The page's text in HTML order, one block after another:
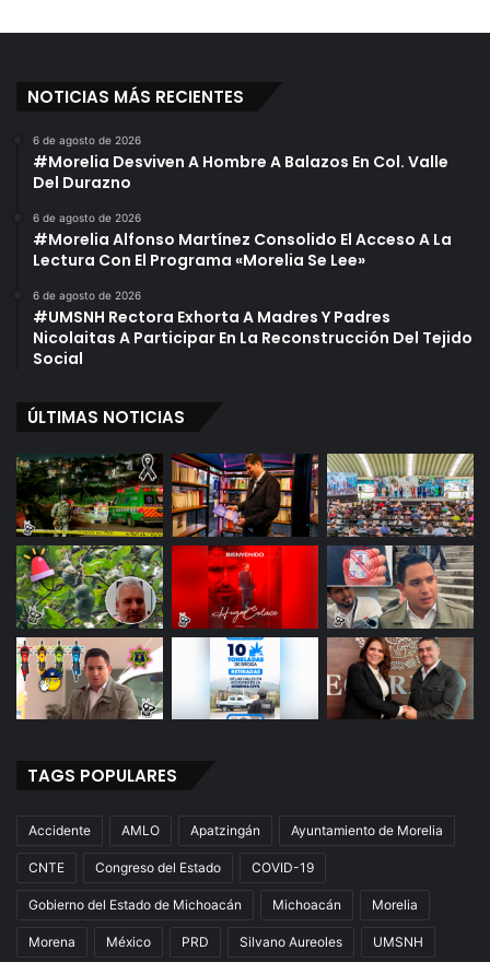
NOTICIAS MÁS RECIENTES
6 de agosto de 2026
#Morelia Desviven A Hombre A Balazos En Col. Valle
Del Durazno
6 de agosto de 2026
#Morelia Alfonso Martínez Consolido El Acceso A La
Lectura Con El Programa «Morelia Se Lee»
6 de agosto de 2026
#UMSNH Rectora Exhorta A Madres Y Padres
Nicolaitas A Participar En La Reconstrucción Del Tejido
Social
ÚLTIMAS NOTICIAS
TAGS POPULARES
Accidente AMLO Apatzingán Ayuntamiento de Morelia
CNTE Congreso del Estado COVID-19
Gobierno del Estado de Michoacán Michoacán Morelia
Morena México PRD Silvano Aureoles UMSNH